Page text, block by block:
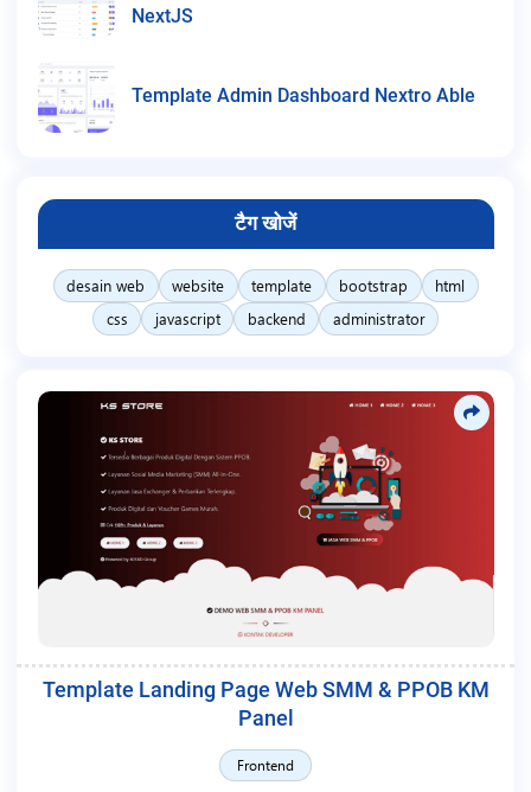
NextJS
Template Admin Dashboard Nextro Able
टैग खोजें
desain web website template bootstrap
html
css
javascript backend administrator
Template Landing Page Web SMM & PPOB KM
Panel
Frontend